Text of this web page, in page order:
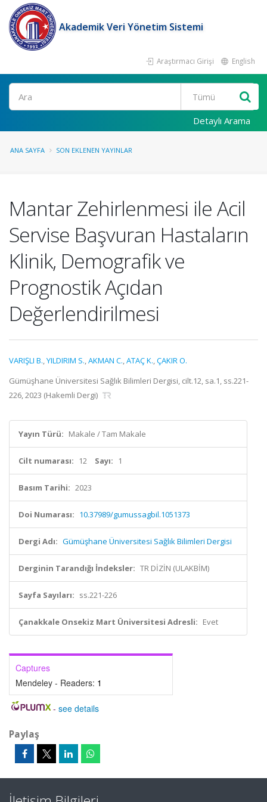
Akademik Veri Yönetim Sistemi
Araştırmacı Girişi English
Ara
Detaylı Arama
ANA SAYFA SON EKLENEN YAYINLAR
Mantar Zehirlenmesi ile Acil
Servise Başvuran Hastaların
Klinik, Demografik ve
Prognostik Açıdan
Değerlendirilmesi
VARIŞLI B.,YILDIRIM S.,AKMAN C.,ATAÇ K.,ÇAKIR O.
Gümüşhane Üniversitesi Sağlık Bilimleri Dergisi, cilt.12, sa.1, ss.221-
226, 2023 (Hakemli Dergi)
Yayın Türü: Makale / Tam Makale
Cilt numarası: 12 Sayı: 1
Basım Tarihi: 2023
Doi Numarası: 10.37989/gumussagbil.1051373
Dergi Adı: Gümüşhane Üniversitesi Sağlık Bilimleri Dergisi
Derginin Tarandığı İndeksler: TR DİZİN (ULAKBİM)
Sayfa Sayıları: ss.221-226
Çanakkale Onsekiz Mart Üniversitesi Adresli: Evet
Captures
Mendeley - Readers: 1
- see details
Paylaş